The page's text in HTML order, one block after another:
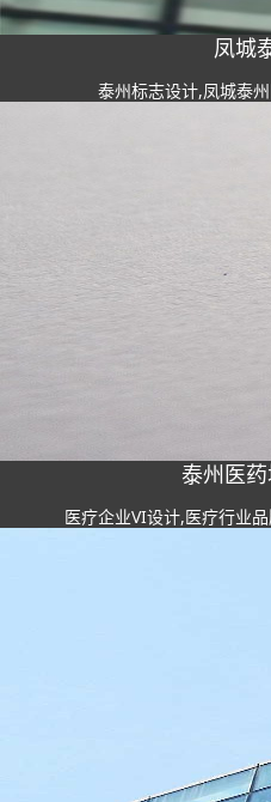
凤城
泰州标志设计,凤城泰
泰州医
医疗企业VI设计,医疗行业